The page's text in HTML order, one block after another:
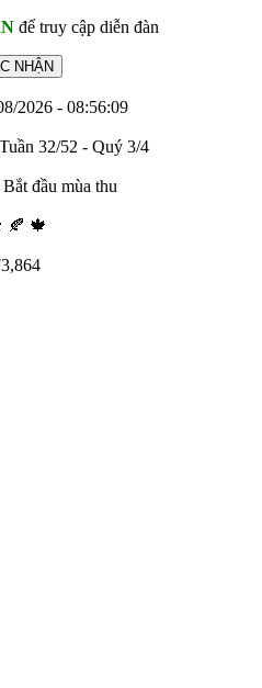
để truy cập diễn đàn
2026 - 08:56:09
32/52 - Quý 3/4
đầu mùa thu
🍂 🍁